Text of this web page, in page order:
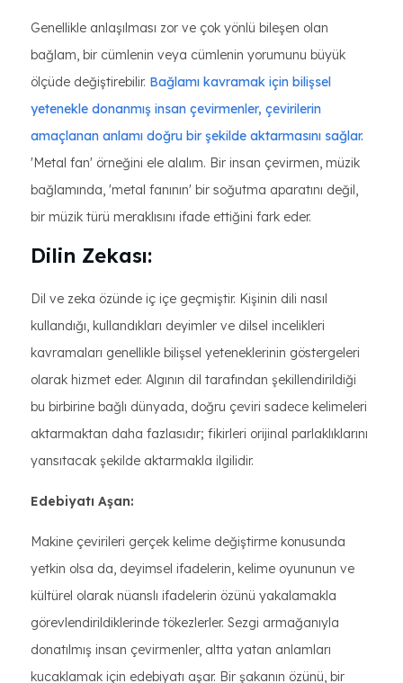
Genellikle anlaşılması zor ve çok yönlü bileşen olan
bağlam, bir cümlenin veya cümlenin yorumunu büyük
ölçüde değiştirebilir. Bağlamı kavramak için bilişsel
yetenekle donanmış insan çevirmenler, çevirilerin
amaçlanan anlamı doğru bir şekilde aktarmasını sağlar.
'Metal fan' örneğini ele alalım. Bir insan çevirmen, müzik
bağlamında, 'metal fanının' bir soğutma aparatını değil,
bir müzik türü meraklısını ifade ettiğini fark eder.
Dilin Zekası:
Dil ve zeka özünde iç içe geçmiştir. Kişinin dili nasıl
kullandığı, kullandıkları deyimler ve dilsel incelikleri
kavramaları genellikle bilişsel yeteneklerinin göstergeleri
olarak hizmet eder. Algının dil tarafından şekillendirildiği
bu birbirine bağlı dünyada, doğru çeviri sadece kelimeleri
aktarmaktan daha fazlasıdır; fikirleri orijinal parlaklıklarını
yansıtacak şekilde aktarmakla ilgilidir.
Edebiyatı Aşan:
Makine çevirileri gerçek kelime değiştirme konusunda
yetkin olsa da, deyimsel ifadelerin, kelime oyununun ve
kültürel olarak nüanslı ifadelerin özünü yakalamakla
görevlendirildiklerinde tökezlerler. Sezgi armağanıyla
donatılmış insan çevirmenler, altta yatan anlamları
kucaklamak için edebiyatı aşar. Bir şakanın özünü, bir